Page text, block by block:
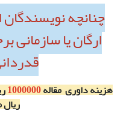
چنانچه
ارگان یا سازمانی
هزینه داوری مقاله1000000